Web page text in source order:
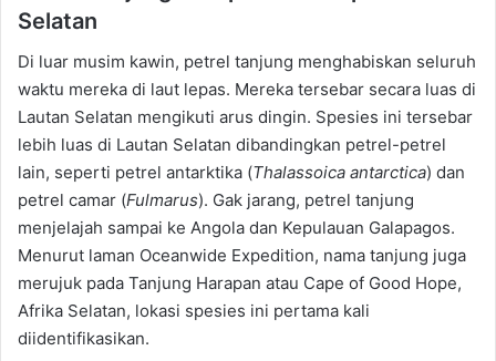
Selatan
Di luar musim kawin, petrel tanjung menghabiskan seluruh
waktu mereka di laut lepas. Mereka tersebar secara luas di
Lautan Selatan mengikuti arus dingin. Spesies ini tersebar
lebih luas di Lautan Selatan dibandingkan petrel-petrel
lain, seperti petrel antarktika (Thalassoica antarctica) dan
petrel camar (Fulmarus). Gak jarang, petrel tanjung
menjelajah sampai ke Angola dan Kepulauan Galapagos.
Menurut laman Oceanwide Expedition, nama tanjung juga
merujuk pada Tanjung Harapan atau Cape of Good Hope,
Afrika Selatan, lokasi spesies ini pertama kali
diidentifikasikan.